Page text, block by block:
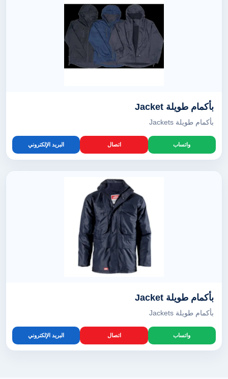
بأكمام طويلة Jacket
بأكمام طويلة Jackets
واتساب اتصال البريد الإلكتروني
بأكمام طويلة Jacket
بأكمام طويلة Jackets
واتساب اتصال البريد الإلكتروني